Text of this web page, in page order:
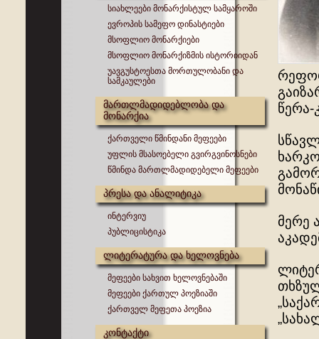
სიახლეები მონარქისტულ სამყაროში
ევროპის სამეფო დინასტიები
მსოფლიო მონარქიები
მსოფლიო მონარქიზმის ისტორიიდან
უავგუსტოესთა მორთულობანი და
სამკაულები
მართლმადიდებლობა და
მონარქია
ქართველი წმინდანი მეფეები
უფლის მსასოებელი გვირგვინოსნები
წმინდა მართლმადიდებელი მეფეები
პრესა და ანალიტიკა
ინტერვიუ
პუბლიცისტიკა
ლიტერატურა და ხელოვნება
მეფეები სახვით ხელოვნებაში
მეფეები ქართულ პოეზიაში
ქართველ მეფეთა პოეზია
კონტაქტი
წერა-
მერე